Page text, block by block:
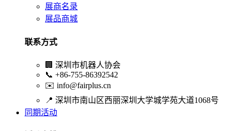
展商名录
展品商城
联系方式
🏢 深圳市机器人协会
📞 +86-755-86392542
✉️ info@fairplus.cn
📍 深圳市南山区西丽深圳大学城学苑大道1068号
同期活动